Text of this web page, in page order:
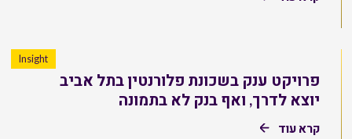
פרויקט ענק בשכונת פלורנטין בתל אביב
יוצא לדרך, ואף בנק לא בתמונה
Insight
קרא עוד